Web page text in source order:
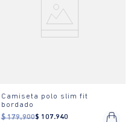
Camiseta polo slim fit
bordado
$ 179.900$ 107.940